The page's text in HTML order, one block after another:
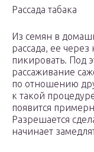
Рассада табака
Из семян в
рассада, ее
пикировать. Под
рассаживание
по отношению
к такой
появится
Разрешается
начинает